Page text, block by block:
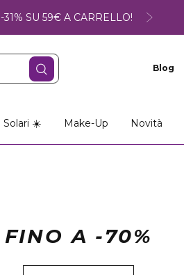
-31% SU 59€ A CARRELLO!
Blog
Solari ☀️ Make-Up Novità
FINO A -70%